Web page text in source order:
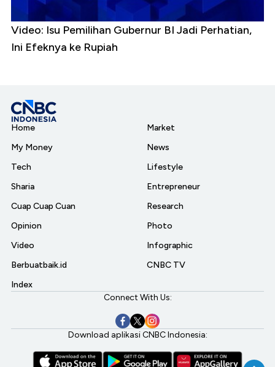
Video: Isu Pemilihan Gubernur BI Jadi Perhatian,
Ini Efeknya ke Rupiah
Home
My Money
Tech
Sharia
Cuap Cuap Cuan
Opinion
Video
Berbuatbaik.id
Index
Market
News
Lifestyle
Entrepreneur
Research
Photo
Infographic
CNBC TV
Connect With Us:
Download aplikasi CNBC Indonesia: